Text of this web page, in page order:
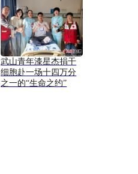
武山青年漆星杰捐干
细胞赴一场十四万分
之一的“生命之约”